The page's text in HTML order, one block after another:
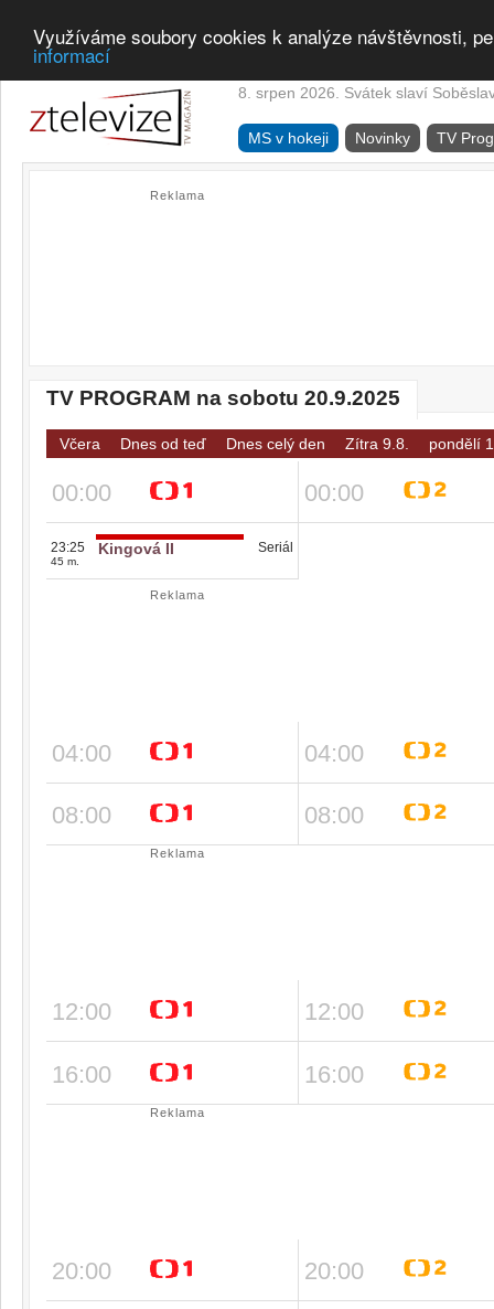
Využíváme soubory cookies k analýze návštěvnosti,
informací
8. srpen 2026. Svátek slaví
MS v hokeji Novinky TV
Reklama
TV PROGRAM na sobotu 20.9.2025
Včera Dnes od teď Dnes celý den Zítra 9.8. pondělí
00:00
23:25
45 m.
Kingová II Seriál
00:00
Reklama
04:00 04:00
08:00 08:00
Reklama
12:00 12:00
16:00 16:00
Reklama
20:00 20:00